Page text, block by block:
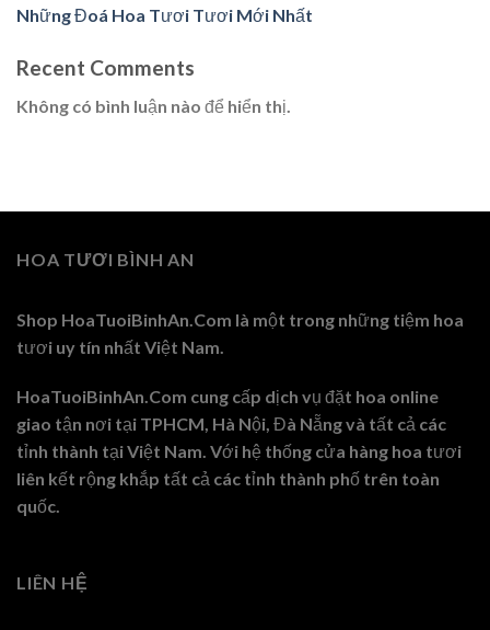
Những Đoá Hoa Tươi Tươi Mới Nhất
Recent Comments
Không có bình luận nào để hiển thị.
HOA TƯƠI BÌNH AN
Shop HoaTuoiBinhAn.Com là một trong những tiệm hoa
tươi uy tín nhất Việt Nam.
HoaTuoiBinhAn.Com cung cấp dịch vụ đặt hoa online
giao tận nơi tại TPHCM, Hà Nội, Đà Nẵng và tất cả các
tỉnh thành tại Việt Nam. Với hệ thống cửa hàng hoa tươi
liên kết rộng khắp tất cả các tỉnh thành phố trên toàn
quốc.
LIÊN HỆ